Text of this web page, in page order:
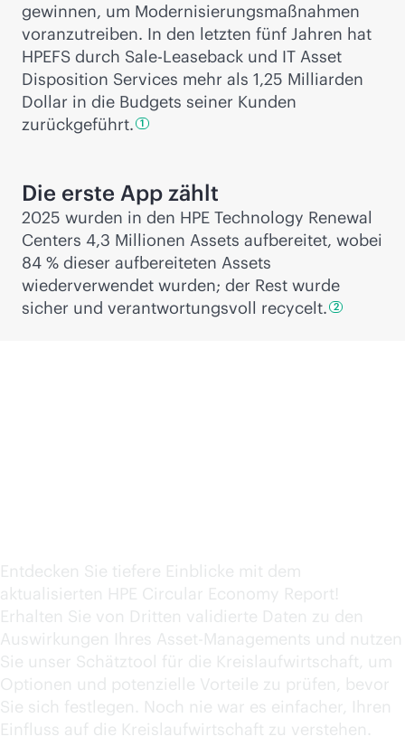
gewinnen, um Modernisierungsmaßnahmen
voranzutreiben. In den letzten fünf Jahren hat
HPEFS durch Sale-Leaseback und IT Asset
Disposition Services mehr als 1,25 Milliarden
Dollar in die Budgets seiner Kunden
zurückgeführt. 1
Die erste App zählt
2025 wurden in den HPE Technology Renewal
Centers 4,3 Millionen Assets aufbereitet, wobei
84 % dieser aufbereiteten Assets
wiederverwendet wurden; der Rest wurde
sicher und verantwortungsvoll recycelt. 2
Entdecken Sie tiefere Einblicke mit dem
aktualisierten HPE Circular Economy Report!
Erhalten Sie von Dritten validierte Daten zu den
Auswirkungen Ihres Asset-Managements und nutzen
Sie unser Schätztool für die Kreislaufwirtschaft, um
Optionen und potenzielle Vorteile zu prüfen, bevor
Sie sich festlegen. Noch nie war es einfacher, Ihren
Einfluss auf die Kreislaufwirtschaft zu verstehen.